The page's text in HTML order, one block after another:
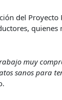
del
muy
sanos para